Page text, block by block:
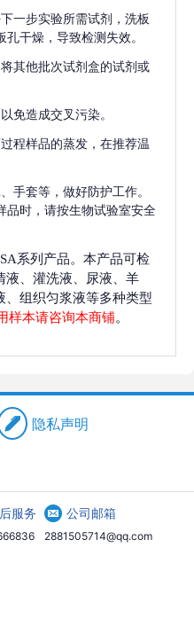
一步实验所需试剂，洗板
干燥，导致检测失效。
其他批次试剂盒的试剂或
免造成交叉污染。
程样品的蒸发，在推荐温
手套等，做好防护工作。
品时，请按生物试验室安全
系列产品。本产品可检
液、灌洗液、尿液、羊
、组织匀浆液等多种类型
样本请咨询本商铺。
隐私声明
服务 公司邮箱
2881505714@qq.com